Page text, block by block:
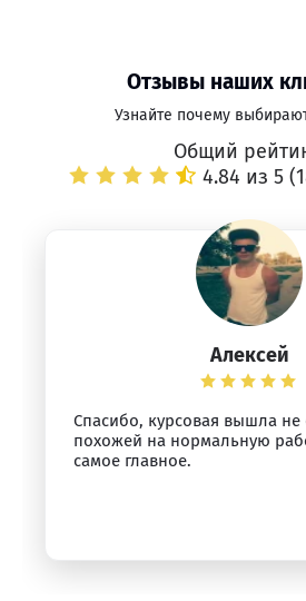
Отзывы наших
Узнайте почему
Общий
4.84 из 5 (
Алексей
Спасибо, курсовая вышла
похожей на нормальную
самое главное.